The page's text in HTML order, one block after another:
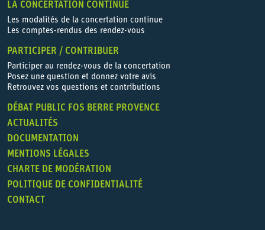
LA CONCERTATION CONTINUE
Les modalités de la concertation continue
Les comptes-rendus des rendez-vous
PARTICIPER / CONTRIBUER
Participer au rendez-vous de la concertation
Posez une question et donnez votre avis
Retrouvez vos questions et contributions
DÉBAT PUBLIC FOS BERRE PROVENCE
ACTUALITÉS
DOCUMENTATION
MENTIONS LÉGALES
CHARTE DE MODÉRATION
POLITIQUE DE CONFIDENTIALITÉ
CONTACT